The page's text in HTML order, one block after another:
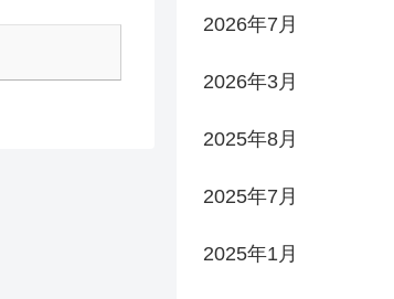
2026年7月
2026年3月
2025年8月
2025年7月
2025年1月